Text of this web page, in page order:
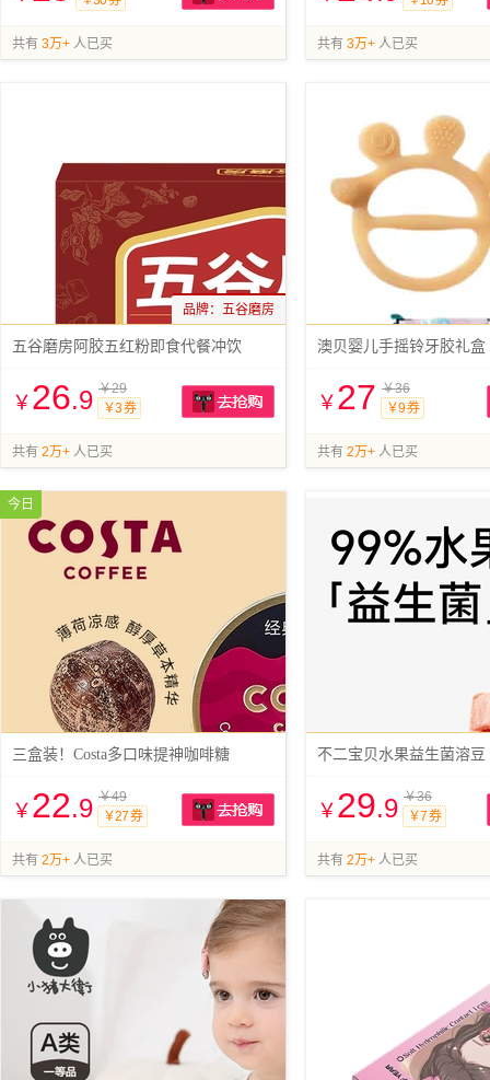
共有 3万+ 人已买 共有 3万+ 人已买
五谷磨房阿胶五红粉即食代餐冲饮
品牌： 五谷磨房
￥ 26.9 ￥29
￥3 券
共有 2万+ 人已买
澳贝婴儿手摇铃牙胶礼盒
￥ 27 ￥36
￥9 券
共有 2万+ 人已买
三盒装！Costa多口味提神咖啡糖
今日
￥ 22.9 ￥49
￥27 券
共有 2万+ 人已买
不二宝贝水果益生菌溶豆
￥ 29.9 ￥36
￥7 券
共有 2万+ 人已买